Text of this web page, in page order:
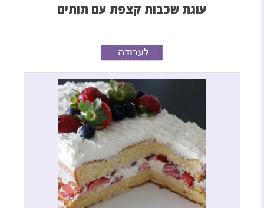
עוגת שכבות קצפת עם תותים